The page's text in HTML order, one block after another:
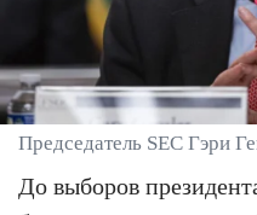
Председатель SEC Гэри
До выборов